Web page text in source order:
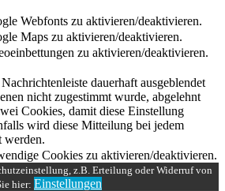
Webfonts zu aktivieren/deaktivieren.
Maps zu aktivieren/deaktivieren.
zu aktivieren/deaktivieren.
dauerhaft ausgeblendet
nicht zugestimmt wurde, abgelehnt
Cookies, damit diese Einstellung
wird diese Mitteilung bei jedem
werden.
Cookies zu aktivieren/deaktivieren.
z.B. Erteilung oder Widerruf von
hier: Einstellungen